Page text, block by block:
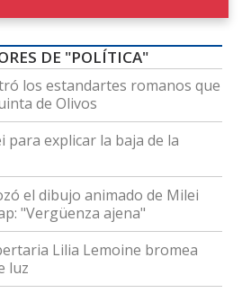
DE "POLÍTICA"
los estandartes romanos que
de Olivos
para explicar la baja de la
el dibujo animado de Milei
"Vergüenza ajena"
Lilia Lemoine bromea
luz